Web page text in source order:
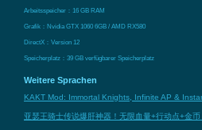
Arbeitsspeicher：16 GB RAM
Grafik：Nvidia GTX 1060 6GB / AMD RX580
DirectX：Version 12
Speicherplatz：39 GB verfügbarer Speicherplatz
Weitere Sprachen
KAKT Mod: Immortal Knights, Infinite AP &
亚瑟王骑士传说爆肝神器！无限血量+行动点+金